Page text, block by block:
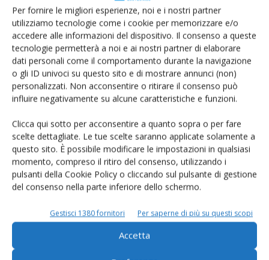
Per fornire le migliori esperienze, noi e i nostri partner
utilizziamo tecnologie come i cookie per memorizzare e/o
accedere alle informazioni del dispositivo. Il consenso a queste
tecnologie permetterà a noi e ai nostri partner di elaborare
dati personali come il comportamento durante la navigazione
o gli ID univoci su questo sito e di mostrare annunci (non)
personalizzati. Non acconsentire o ritirare il consenso può
influire negativamente su alcune caratteristiche e funzioni.
Clicca qui sotto per acconsentire a quanto sopra o per fare
scelte dettagliate. Le tue scelte saranno applicate solamente a
questo sito. È possibile modificare le impostazioni in qualsiasi
momento, compreso il ritiro del consenso, utilizzando i
pulsanti della Cookie Policy o cliccando sul pulsante di gestione
del consenso nella parte inferiore dello schermo.
Gestisci 1380 fornitori Per saperne di più su questi scopi
Accetta
Rimani aggiornato sul mondo
dell’agricoltura